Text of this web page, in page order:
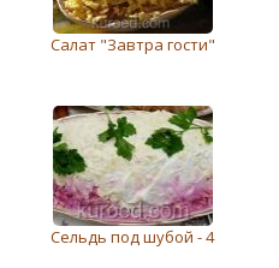
Салат "Завтра гости"
Сельдь под шубой - 4